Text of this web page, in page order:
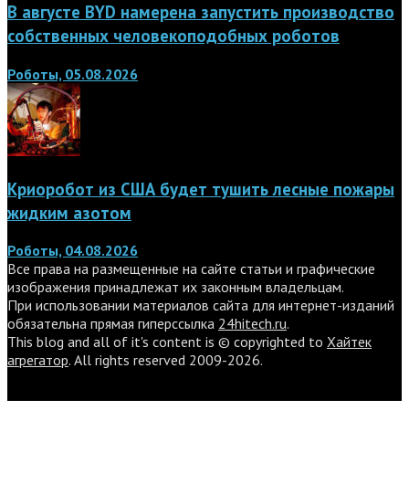
В августе BYD намерена запустить производство
собственных человекоподобных роботов
Роботы, 05.08.2026
Криоробот из США будет тушить лесные пожары
жидким азотом
Роботы, 04.08.2026
Все права на размещенные на сайте статьи и графические
изображения принадлежат их законным владельцам.
При использовании материалов сайта для интернет-изданий
обязательна прямая гиперссылка 24hitech.ru.
This blog and all of it's content is © copyrighted to Хайтек
агрегатор. All rights reserved 2009-2026.